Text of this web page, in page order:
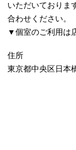
いただいておりま
合わせください。
▼個室のご利用は
住所
東京都中央区日本